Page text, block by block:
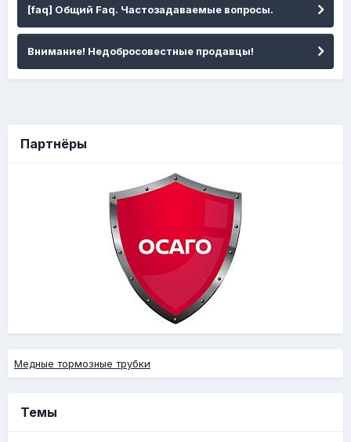
[faq] Общий Faq. Частозадаваемые вопросы.
Внимание! Недобросовестные продавцы!
Партнёры
Медные тормозные трубки
Темы